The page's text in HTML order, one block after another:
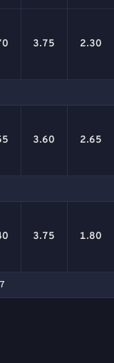
3.75 2.30
3.60 2.65
3.75 1.80